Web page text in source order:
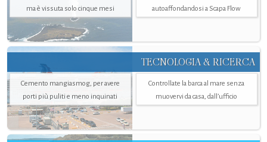
ma è vissuta solo cinque mesi
autoaffondandosi a Scapa Flow
TECNOLOGIA & RICERCA
Cemento mangiasmog, per avere
porti più puliti e meno inquinati
Controllate la barca al mare senza
muovervi da casa, dall’ufficio